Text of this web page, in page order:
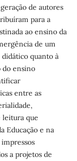
de autores
para a
ao ensino da
de um
quanto à
do ensino
entre as
leitura que
Educação e na
a projetos de